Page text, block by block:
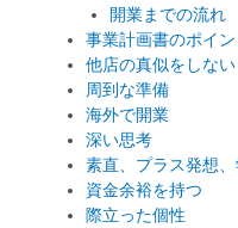
開業までの流れ
事業計画書のポイン
他店の真似をしない
周到な準備
海外で開業
深い思考
素直、プラス発想
資金余裕を持つ
際立った個性